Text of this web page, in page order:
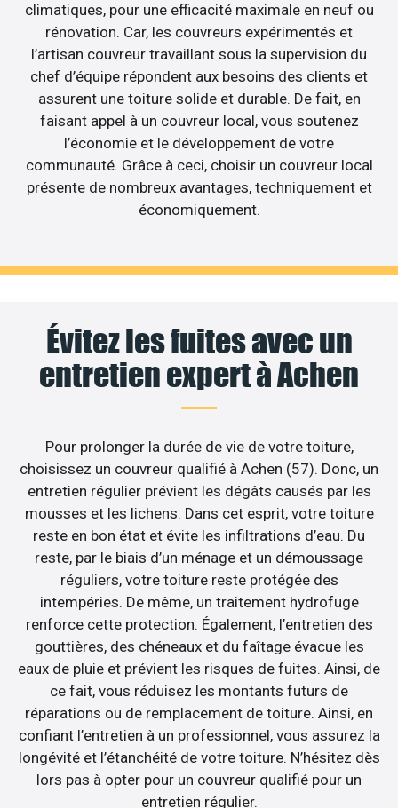
climatiques, pour une efficacité maximale en neuf ou
rénovation. Car, les couvreurs expérimentés et
l’artisan couvreur travaillant sous la supervision du
chef d’équipe répondent aux besoins des clients et
assurent une toiture solide et durable. De fait, en
faisant appel à un couvreur local, vous soutenez
l’économie et le développement de votre
communauté. Grâce à ceci, choisir un couvreur local
présente de nombreux avantages, techniquement et
économiquement.
Évitez les fuites avec un
entretien expert à Achen
Pour prolonger la durée de vie de votre toiture,
choisissez un couvreur qualifié à Achen (57). Donc, un
entretien régulier prévient les dégâts causés par les
mousses et les lichens. Dans cet esprit, votre toiture
reste en bon état et évite les infiltrations d’eau. Du
reste, par le biais d’un ménage et un démoussage
réguliers, votre toiture reste protégée des
intempéries. De même, un traitement hydrofuge
renforce cette protection. Également, l’entretien des
gouttières, des chéneaux et du faîtage évacue les
eaux de pluie et prévient les risques de fuites. Ainsi, de
ce fait, vous réduisez les montants futurs de
réparations ou de remplacement de toiture. Ainsi, en
confiant l’entretien à un professionnel, vous assurez la
longévité et l’étanchéité de votre toiture. N’hésitez dès
lors pas à opter pour un couvreur qualifié pour un
entretien régulier.